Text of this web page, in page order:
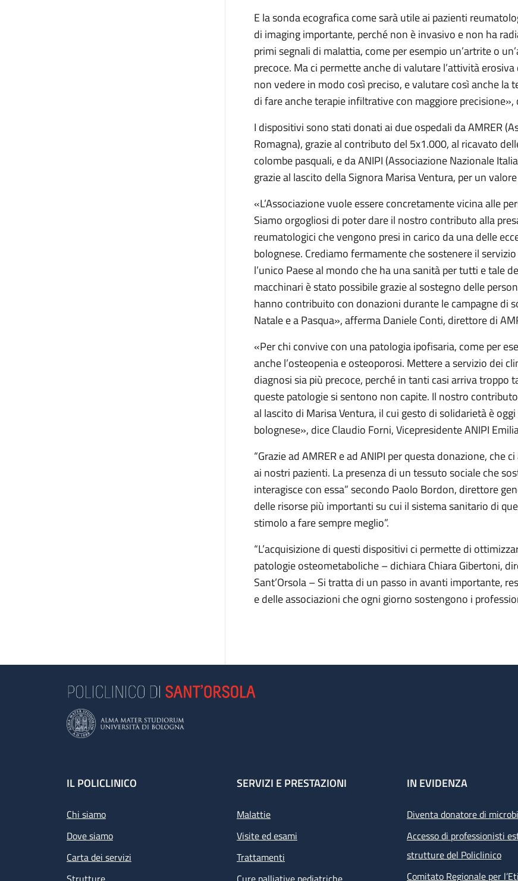
E la sonda ecografica come sarà utile ai pazienti
di imaging importante, perché non è invasivo e non ha
primi segnali di malattia, come per esempio un’artrite o
precoce. Ma ci permette anche di valutare l’attività
non vedere in modo così preciso, e valutare così anche
di fare anche terapie infiltrative con maggiore
I dispositivi sono stati donati ai due ospedali da AMRER
Romagna), grazie al contributo del 5x1.000, al ricavato
colombe pasquali, e da ANIPI (Associazione Nazionale
grazie al lascito della Signora Marisa Ventura, per un
«L’Associazione vuole essere concretamente vicina alle
Siamo orgogliosi di poter dare il nostro contributo alla
reumatologici che vengono presi in carico da una delle
bolognese. Crediamo fermamente che sostenere il
l’unico Paese al mondo che ha una sanità per tutti e tale
macchinari è stato possibile grazie al sostegno delle
hanno contribuito con donazioni durante le campagne di
Natale e a Pasqua», afferma Daniele Conti, direttore di
«Per chi convive con una patologia ipofisaria, come per
anche l’osteopenia e osteoporosi. Mettere a servizio dei
diagnosi sia più precoce, perché in tanti casi arriva troppo
queste patologie si sentono non capite. Il nostro
al lascito di Marisa Ventura, il cui gesto di solidarietà è
bolognese», dice Claudio Forni, Vicepresidente ANIPI
“Grazie ad AMRER e ad ANIPI per questa donazione, che
ai nostri pazienti. La presenza di un tessuto sociale che
interagisce con essa” secondo Paolo Bordon, direttore
delle risorse più importanti su cui il sistema sanitario di
stimolo a fare sempre meglio”.
“L’acquisizione di questi dispositivi ci permette di
patologie osteometaboliche – dichiara Chiara Gibertoni,
Sant’Orsola – Si tratta di un passo in avanti importante,
e delle associazioni che ogni giorno sostengono i
Footer
IL POLICLINICO
Chi siamo
Dove siamo
Carta dei servizi
SERVIZI E PRESTAZIONI
Malattie
Visite ed esami
Trattamenti
IN EVIDENZA
Diventa donatore di
Accesso di professionisti
strutture del Policlinico
Comitato Regionale per